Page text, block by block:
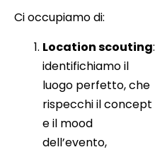
Ci occupiamo di:
Location scouting:
identifichiamo il
luogo perfetto, che
rispecchi il concept
e il mood
dell’evento,